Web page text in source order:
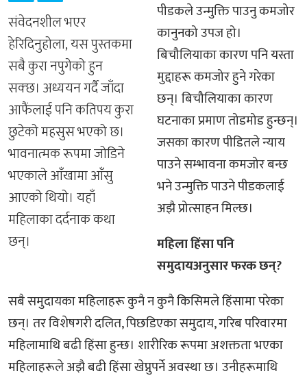
संवेदनशील भएर
हेरिदिनुहोला, यस पुस्तकमा
सबै कुरा नपुगेको हुन
सक्छ। अध्ययन गर्दै जाँदा
आफैंलाई पनि कतिपय कुरा
छुटेको महसुस भएको छ।
भावनात्मक रूपमा जोडिने
भएकाले आँखामा आँसु
आएको थियो। यहाँ
महिलाका दर्दनाक कथा
छन्।
पीडकले उन्मुक्ति पाउनु कमजोर
कानुनको उपज हो।
बिचौलियाका कारण पनि यस्ता
मुद्दाहरू कमजोर हुने गरेका
छन्। बिचौलियाका कारण
घटनाका प्रमाण तोडमोड हुन्छन्।
जसका कारण पीडितले न्याय
पाउने सम्भावना कमजोर बन्छ
भने उन्मुक्ति पाउने पीडकलाई
अझै प्रोत्साहन मिल्छ।
महिला हिंसा पनि
समुदायअनुसार फरक छन्?
सबै समुदायका महिलाहरू कुनै न कुनै किसिमले हिंसामा परेका
छन्। तर विशेषगरी दलित, पिछडिएका समुदाय, गरिब परिवारमा
महिलामाथि बढी हिंसा हुन्छ। शारीरिक रूपमा अशक्तता भएका
महिलाहरूले अझै बढी हिंसा खेप्नुपर्ने अवस्था छ। उनीहरूमाथि